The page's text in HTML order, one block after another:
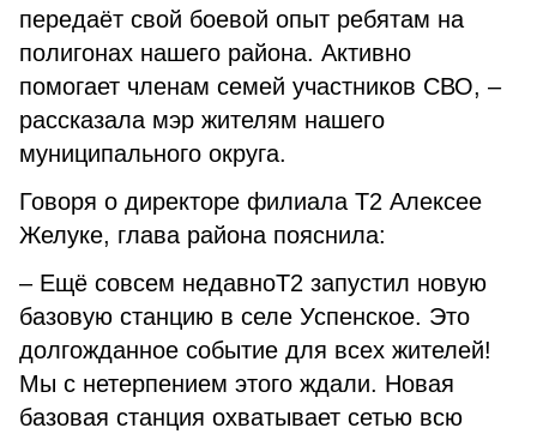
передаёт свой боевой опыт ребятам на
полигонах нашего района. Активно
помогает членам семей участников СВО, –
рассказала мэр жителям нашего
муниципального округа.
Говоря о директоре филиала Т2 Алексее
Желуке, глава района пояснила:
– Ещё совсем недавноТ2 запустил новую
базовую станцию в селе Успенское. Это
долгожданное событие для всех жителей!
Мы с нетерпением этого ждали. Новая
базовая станция охватывает сетью всю